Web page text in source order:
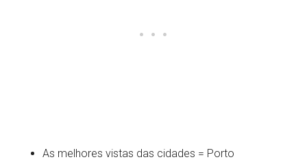
As melhores vistas das cidades = Porto